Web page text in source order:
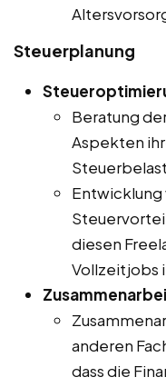
Steuerplanung
Beratung
Aspekten
Entwicklung
diesen
Vollzeitjobs
anderen
dass die